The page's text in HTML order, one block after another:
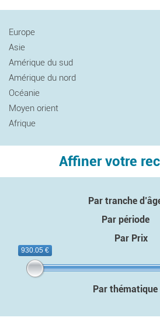
Europe
Asie
Amérique du sud
Amérique du nord
Océanie
Moyen orient
Afrique
Affiner votre
Par tranche
Par période
Par Prix
930.05 €
Par thématique